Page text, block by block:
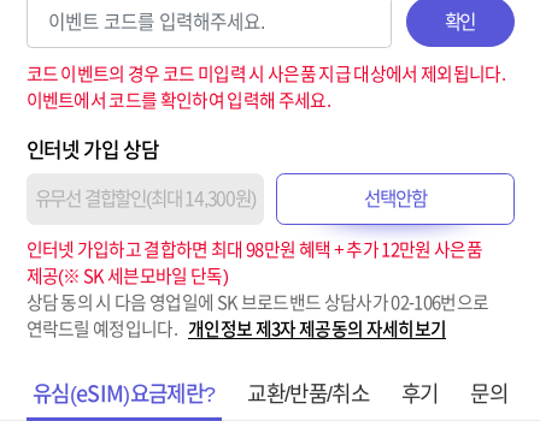
확인
코드 이벤트의 경우 코드 미입력 시 사은품 지급 대상에서 제외됩니다.
이벤트에서 코드를 확인하여 입력해 주세요.
인터넷 가입 상담
유무선 결합할인(최대 14,300원) 선택안함
인터넷 가입하고 결합하면 최대 98만원 혜택 + 추가 12만원 사은품
제공(※ SK 세븐모바일 단독)
상담 동의 시 다음 영업일에 SK 브로드밴드 상담사가 02-106번으로
연락드릴 예정입니다.
개인정보 제3자 제공동의 자세히보기
유심(eSIM)요금제란? 교환/반품/취소 후기 문의